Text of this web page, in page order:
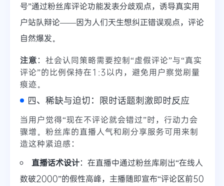
号”通过粉丝库评论功能发表分歧观点，诱导真实用
户站队辩论——因为人们天生想纠正错误观点，评论
自然爆发。
注意：社会认同策略需要控制“虚假评论”与“真实
评论”的比例保持在1:3以内，避免用户察觉刷量
痕迹。
四、稀缺与迫切：限时话题刺激即时反应
当用户觉得“现在不评论就会错过”时，行动力会
骤增。粉丝库的直播人气和刷分享服务可用来制
造这种紧迫感：
直播话术设计：在直播中通过粉丝库刷出“在线人
数破2000”的假性高峰，主播随即宣布“评论区前50